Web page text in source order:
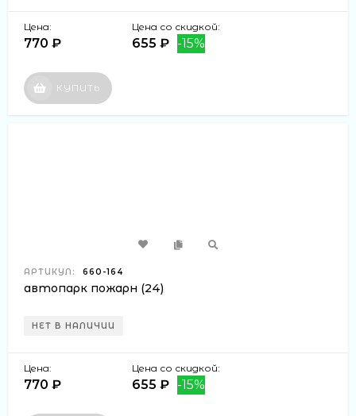
Цена:
770 ₽
Цена со скидкой:
655 ₽ -15%
КУПИТЬ
АРТИКУЛ: 660-164
автопарк пожарн (24)
НЕТ В НАЛИЧИИ
Цена:
770 ₽
Цена со скидкой:
655 ₽ -15%